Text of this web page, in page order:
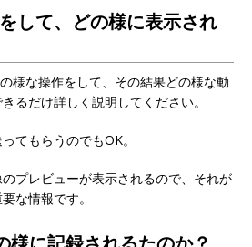
して、どの様に表示され
様な操作をして、その結果どの様な動
るだけ詳しく説明してください。
てもらうのでもOK。
プレビューが表示されるので、それが
な情報です。